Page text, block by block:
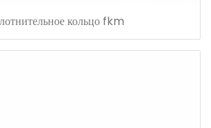
кольцо fkm